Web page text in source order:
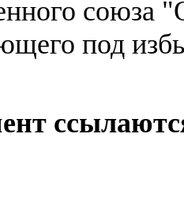
союза
под